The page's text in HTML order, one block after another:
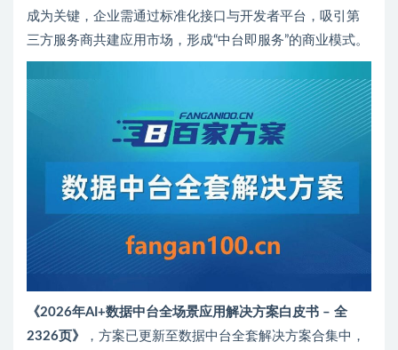
成为关键，企业需通过标准化接口与开发者平台，吸引第
三方服务商共建应用市场，形成“中台即服务”的商业模式。
《2026年AI+数据中台全场景应用解决方案白皮书 – 全
2326页》
，方案已更新至数据中台全套解决方案合集中，